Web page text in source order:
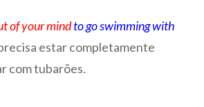
of your mindto go swimming with
estar completamente
com tubarões.